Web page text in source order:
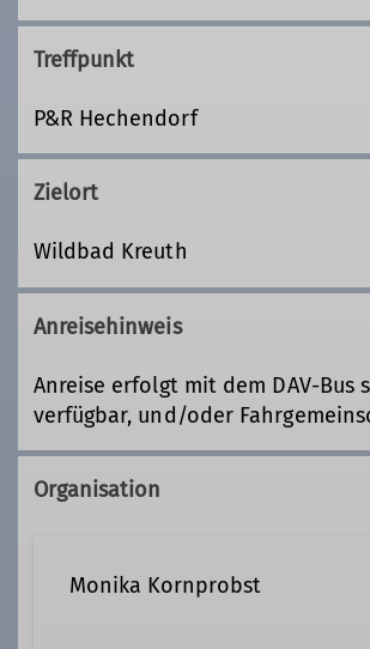
Treffpunkt
P&R Hechendorf
Zielort
Wildbad Kreuth
Anreisehinweis
Anreise erfolgt mit dem DAV-Bus
verfügbar, und/oder
Organisation
Monika Kornprobst